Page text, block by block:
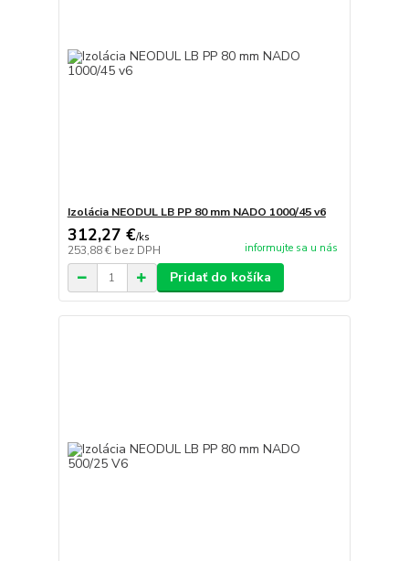
Izolácia NEODUL LB PP 80 mm NADO 1000/45 v6
312,27 €/ks
253,88 € bez DPH informujte sa u nás
Pridať do košíka